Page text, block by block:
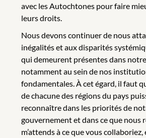
avec les Autochtones pour faire
leurs droits.
Nous devons continuer de nous
inégalités et aux disparités
qui demeurent présentes dans
notamment au sein de nos
fondamentales. À cet égard, il faut
de chacune des régions du pays
reconnaître dans les priorités de
gouvernement et dans ce que nous
m’attends à ce que vous